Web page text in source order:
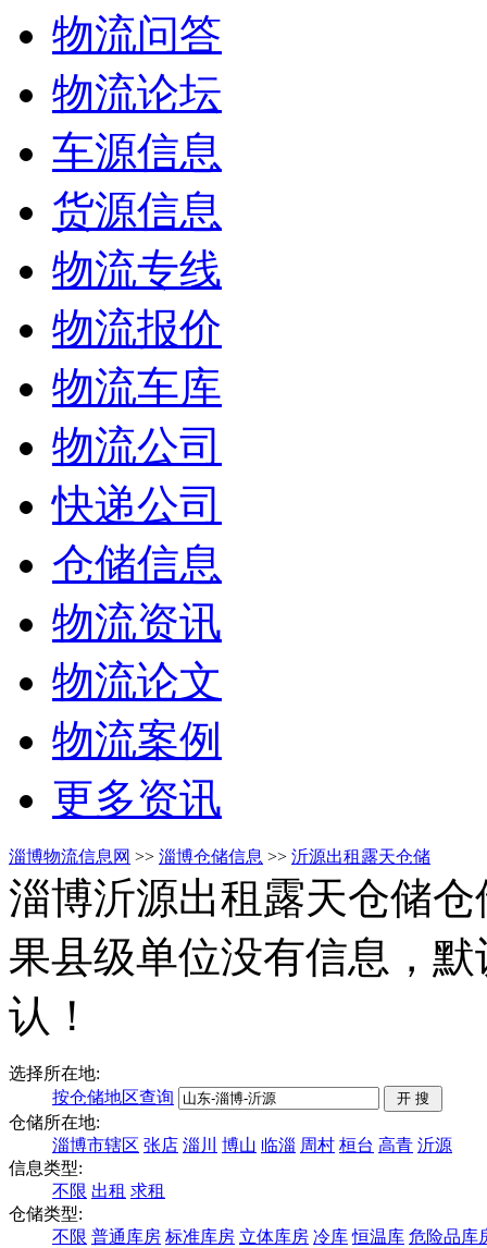
物流问答
物流论坛
车源信息
货源信息
物流专线
物流报价
物流车库
物流公司
快递公司
仓储信息
物流资讯
物流论文
物流案例
更多资讯
淄博物流信息网 >> 淄博仓储信息 >> 沂源出租露天仓储
淄博沂源出租露天仓储
果县级单位没有信息，
认！
选择所在地:
按仓储地区查询
仓储所在地:
淄博市辖区 张店 淄川 博山 临淄 周村 桓台 高青 沂源
信息类型:
不限 出租 求租
仓储类型:
不限 普通库房 标准库房 立体库房 冷库 恒温库 危险品库